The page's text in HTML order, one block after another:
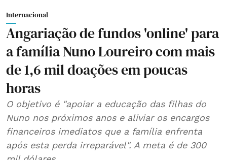
Internacional
Angariação de fundos 'online' para
a família Nuno Loureiro com mais
de 1,6 mil doações em poucas
horas
O objetivo é "apoiar a educação das filhas do
Nuno nos próximos anos e aliviar os encargos
financeiros imediatos que a família enfrenta
após esta perda irreparável". A meta é de 300